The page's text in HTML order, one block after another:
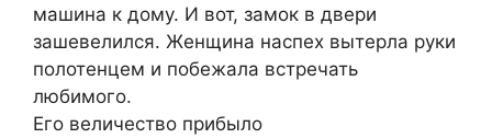
машина к дому. И вот, замок в двери
зашевелился. Женщина наспех вытерла руки
полотенцем и побежала встречать
любимого.
Его величество прибыло